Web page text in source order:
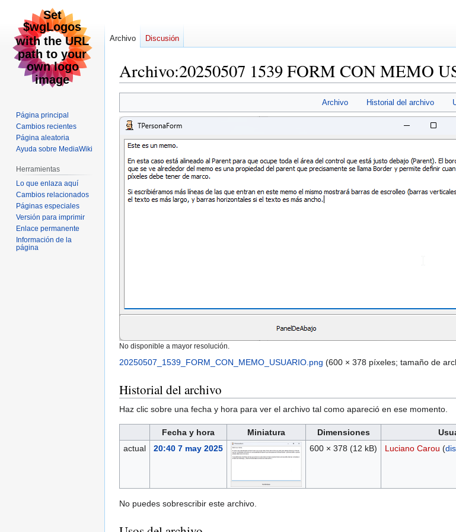
Archivo:20250507 1539 FORM CON MEMO
a
navegación
a
búsqueda
Archivo Historial del archivo
No disponible a mayor resolución.
20250507_1539_FORM_CON_MEMO_USUARIO.png (600 × 378 píxeles; tamaño de
Historial del archivo
Haz clic sobre una fecha y hora para ver el archivo tal como apareció en ese momento.
Fecha y hora Miniatura Dimensiones
actual
20:40 7 may 2025 600 × 378 (12 kB) Luciano Carou (
No puedes sobrescribir este archivo.
Archivo Discusión
Página principal
Cambios recientes
Página aleatoria
Ayuda sobre MediaWiki
Herramientas
Lo que enlaza aquí
Cambios relacionados
Páginas especiales
Versión para imprimir
Enlace permanente
Información de la
página